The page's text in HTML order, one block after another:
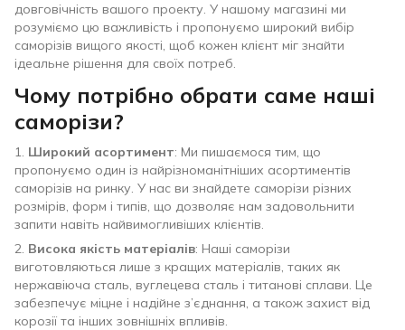
довговічність вашого проекту. У нашому магазині ми
розуміємо цю важливість і пропонуємо широкий вибір
саморізів вищого якості, щоб кожен клієнт міг знайти
ідеальне рішення для своїх потреб.
Чому потрібно обрати саме наші
саморізи?
1. Широкий асортимент: Ми пишаємося тим, що
пропонуємо один із найрізноманітніших асортиментів
саморізів на ринку. У нас ви знайдете саморізи різних
розмірів, форм і типів, що дозволяє нам задовольнити
запити навіть найвимогливіших клієнтів.
2. Висока якість матеріалів: Наші саморізи
виготовляються лише з кращих матеріалів, таких як
нержавіюча сталь, вуглецева сталь і титанові сплави. Це
забезпечує міцне і надійне з’єднання, а також захист від
корозії та інших зовнішніх впливів.